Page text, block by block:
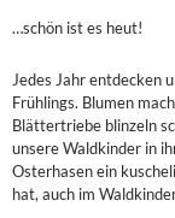
…schön ist es heut!
Jedes Jahr entdecken
Frühlings. Blumen
Blättertriebe blinzeln
unsere Waldkinder in
Osterhasen ein
hat, auch im